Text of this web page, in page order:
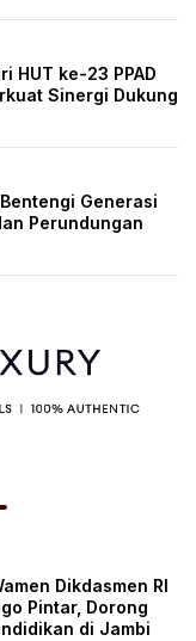
HUT ke-23 PPAD
Sinergi Dukung
Generasi
Perundungan
Dikdasmen RI
Pintar, Dorong
di Jambi